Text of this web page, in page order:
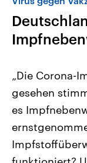
Landtagswahl
2026
Alle Informationen
Sachsen-Anhalt
September 2026
Landtag. Seit
Bundesland von
„Die Corona-
gesehen
es